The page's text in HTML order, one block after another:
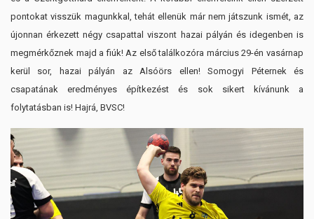
pontokat visszük magunkkal, tehát ellenük már nem játszunk ismét, az
újonnan érkezett négy csapattal viszont hazai pályán és idegenben is
megmérkőznek majd a fiúk! Az első találkozóra március 29-én vasárnap
kerül sor, hazai pályán az Alsóörs ellen! Somogyi Péternek és
csapatának eredményes építkezést és sok sikert kívánunk a
folytatásban is! Hajrá, BVSC!